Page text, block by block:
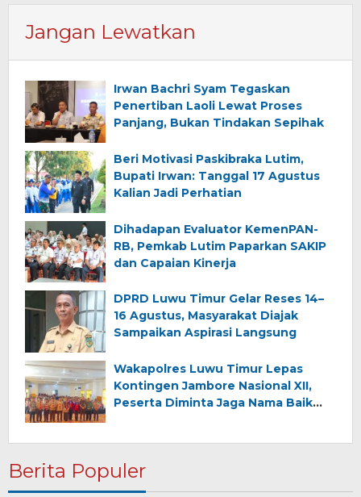
Jangan Lewatkan
Irwan Bachri Syam Tegaskan
Penertiban Laoli Lewat Proses
Panjang, Bukan Tindakan Sepihak
Beri Motivasi Paskibraka Lutim,
Bupati Irwan: Tanggal 17 Agustus
Kalian Jadi Perhatian
Dihadapan Evaluator KemenPAN-
RB, Pemkab Lutim Paparkan SAKIP
dan Capaian Kinerja
DPRD Luwu Timur Gelar Reses 14–
16 Agustus, Masyarakat Diajak
Sampaikan Aspirasi Langsung
Wakapolres Luwu Timur Lepas
Kontingen Jambore Nasional XII,
Peserta Diminta Jaga Nama Baik
Berita Populer